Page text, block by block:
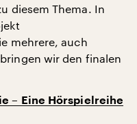
diesem Thema. In
mehrere, auch
wir den finalen
– Eine Hörspielreihe